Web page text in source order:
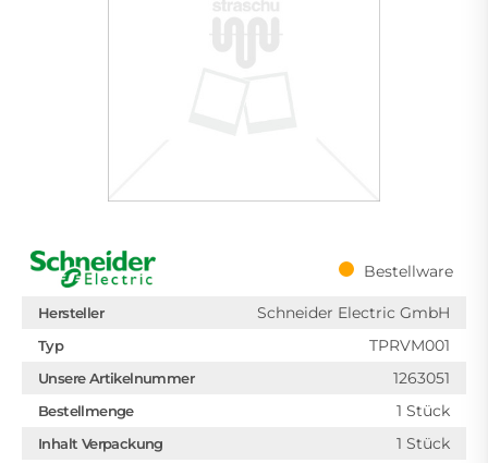
Bestellware
Hersteller Schneider Electric GmbH
Typ TPRVM001
Unsere Artikelnummer 1263051
Bestellmenge 1 Stück
Inhalt Verpackung 1 Stück